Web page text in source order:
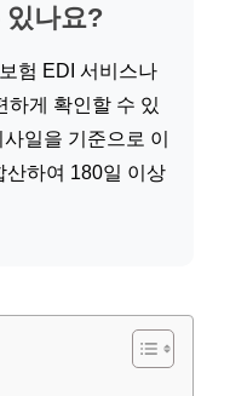
있나요?
험 EDI 서비스나
하게 확인할 수 있
일을 기준으로 이
산하여 180일 이상